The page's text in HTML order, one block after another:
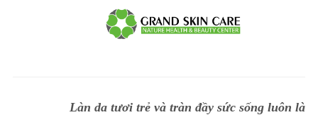
Làn da tươi trẻ và tràn đầy sức sống luôn là